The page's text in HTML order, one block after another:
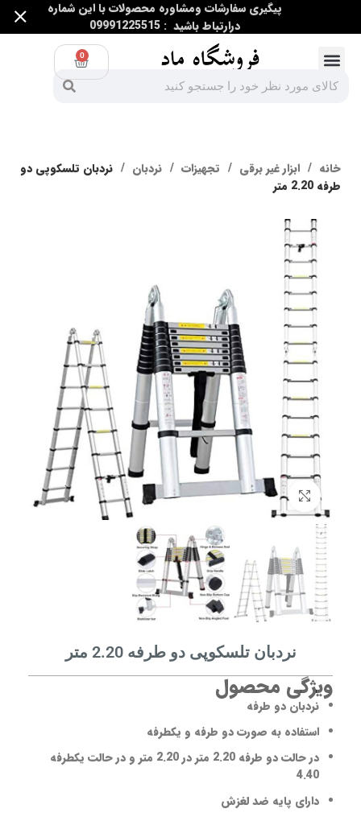
0
خانه ابزار غیر برقی تجهیزات نردبان
نردبان تلسکوپی دو
طرفه 2.20 متر
برای بزرگنمایی کلیک کنید
نردبان تلسکوپی دو طرفه 2.20 متر
ویژگی محصول
نردبان دو طرفه
استفاده به صورت دو طرفه و یکطرفه
در حالت دو طرفه 2.20 متر در 2.20 متر و در حالت یکطرفه
4.40
دارای پایه ضد لغزش
پیگیری سفارشات ومشاوره محصولات با این شماره
درارتباط باشید : 09991225515